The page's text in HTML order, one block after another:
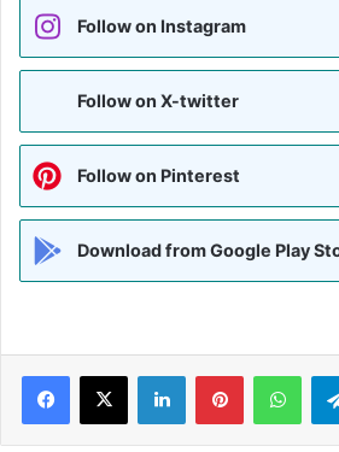
Follow on Instagram
Follow on X-twitter
Follow on Pinterest
Download from Google Play
Facebook
X LinkedInPinterest